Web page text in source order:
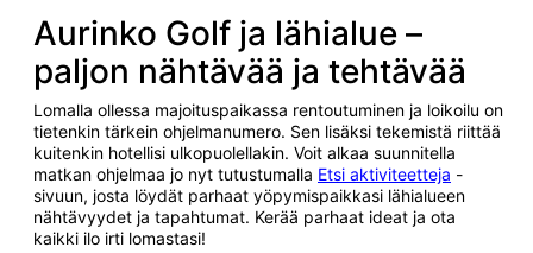
Aurinko Golf ja lähialue –
paljon nähtävää ja tehtävää
Lomalla ollessa majoituspaikassa rentoutuminen ja loikoilu on
tietenkin tärkein ohjelmanumero. Sen lisäksi tekemistä riittää
kuitenkin hotellisi ulkopuolellakin. Voit alkaa suunnitella
matkan ohjelmaa jo nyt tutustumalla Etsi aktiviteetteja -
sivuun, josta löydät parhaat yöpymispaikkasi lähialueen
nähtävyydet ja tapahtumat. Kerää parhaat ideat ja ota
kaikki ilo irti lomastasi!